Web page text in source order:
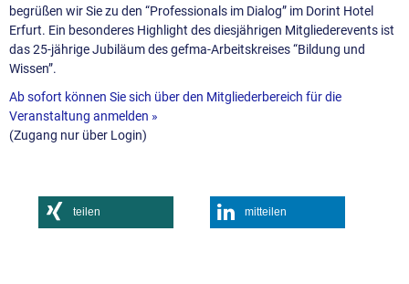
begrüßen wir Sie zu den “Professionals im Dialog” im Dorint Hotel
Erfurt. Ein besonderes Highlight des diesjährigen Mitgliederevents ist
das 25-jährige Jubiläum des gefma-Arbeitskreises “Bildung und
Wissen”.
Ab sofort können Sie sich über den Mitgliederbereich für die
Veranstaltung anmelden »
(Zugang nur über Login)
teilen mitteilen